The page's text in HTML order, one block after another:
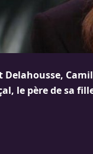
le père de sa